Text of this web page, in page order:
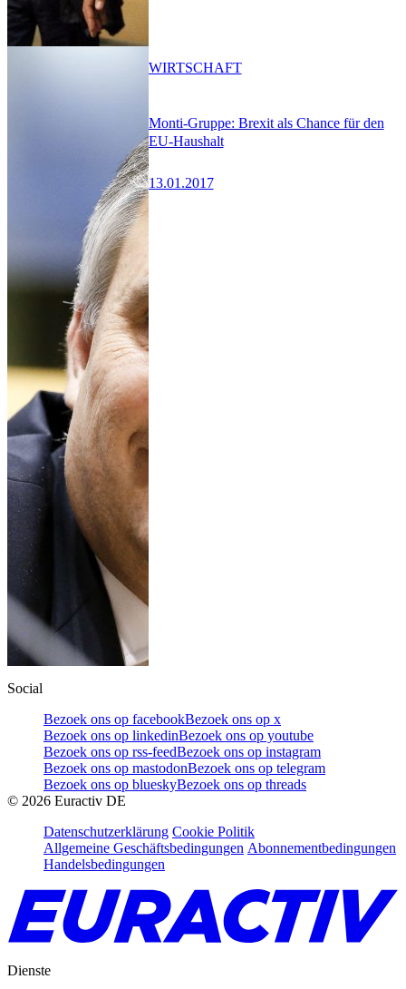
Monti-Gruppe: Brexit als Chance für den
EU-Haushalt
13.01.2017
WIRTSCHAFT
Social
Bezoek ons op facebookBezoek ons op x
Bezoek ons op linkedinBezoek ons op youtube
Bezoek ons op rss-feedBezoek ons op instagram
Bezoek ons op mastodonBezoek ons op telegram
Bezoek ons op blueskyBezoek ons op threads
© 2026 Euractiv DE
Datenschutzerklärung Cookie Politik
Allgemeine Geschäftsbedingungen Abonnementbedingungen
Handelsbedingungen
Dienste